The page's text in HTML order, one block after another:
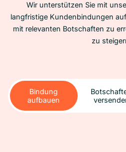
Wir unterstützen Sie mit
langfristige Kundenbindungen
mit relevanten Botschaften zu
zu
Bindung
aufbauen